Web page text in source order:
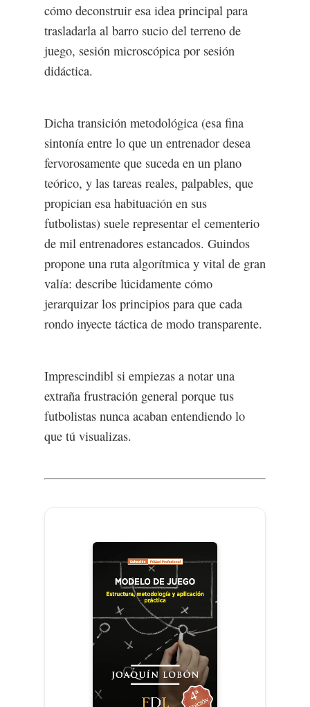
cómo deconstruir esa idea principal para
trasladarla al barro sucio del terreno de
juego, sesión microscópica por sesión
didáctica.
Dicha transición metodológica (esa fina
sintonía entre lo que un entrenador desea
fervorosamente que suceda en un plano
teórico, y las tareas reales, palpables, que
propician esa habituación en sus
futbolistas) suele representar el cementerio
de mil entrenadores estancados. Guindos
propone una ruta algorítmica y vital de gran
valía: describe lúcidamente cómo
jerarquizar los principios para que cada
rondo inyecte táctica de modo transparente.
Imprescindibl si empiezas a notar una
extraña frustración general porque tus
futbolistas nunca acaban entendiendo lo
que tú visualizas.
Catálogo
Fútbol Profesional
Publica con